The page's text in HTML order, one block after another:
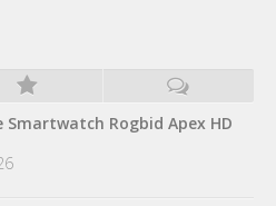
Smartwatch Rogbid Apex HD